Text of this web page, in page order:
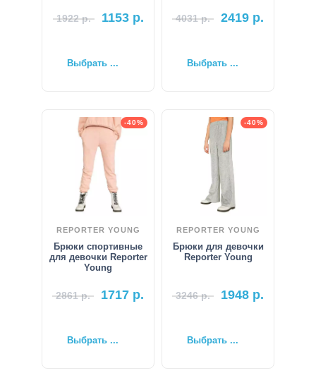
1922р. 1153р.
Выбрать ...
4031р. 2419 р.
Выбрать ...
-40%
REPORTER YOUNG
Брюки спортивные
для девочки Reporter
Young
2861р. 1717 р.
Выбрать ...
-40%
REPORTER YOUNG
Брюки для девочки
Reporter Young
3246р. 1948 р.
Выбрать ...